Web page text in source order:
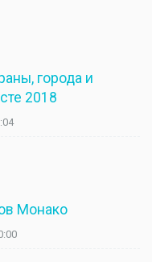
города и
2018
Монако